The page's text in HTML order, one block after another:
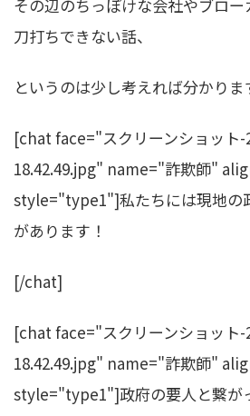
その辺のちっぽけな会社やブロ
刀打ちできない話、
というのは少し考えれば分かりま
[chat face="スクリーンショット-
18.42.49.jpg" name="詐欺師"
style="type1"]私たちには現地の
があります！
[/chat]
[chat face="スクリーンショット-
18.42.49.jpg" name="詐欺師"
style="type1"]政府の要人と繋が